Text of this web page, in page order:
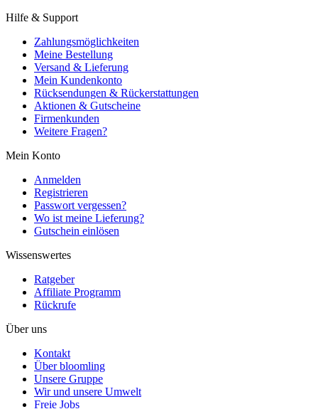
Hilfe & Support
Zahlungsmöglichkeiten
Meine Bestellung
Versand & Lieferung
Mein Kundenkonto
Rücksendungen & Rückerstattungen
Aktionen & Gutscheine
Firmenkunden
Weitere Fragen?
Mein Konto
Anmelden
Registrieren
Passwort vergessen?
Wo ist meine Lieferung?
Gutschein einlösen
Wissenswertes
Ratgeber
Affiliate Programm
Rückrufe
Über uns
Kontakt
Über bloomling
Unsere Gruppe
Wir und unsere Umwelt
Freie Jobs